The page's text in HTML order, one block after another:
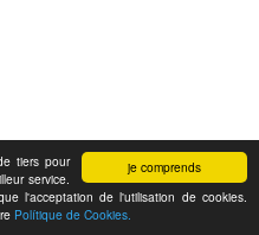
je comprends
tiers pour
service.
l'acceptation de l'utilisation de cookies.
Polítique de Cookies.